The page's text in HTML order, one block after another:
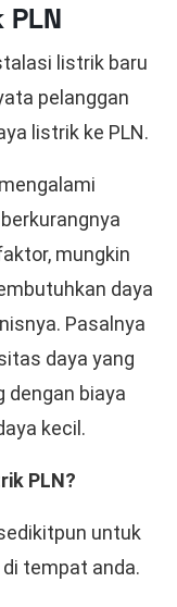
PLN
listrik baru
pelanggan
listrik ke PLN.
mungkin
daya
Pasalnya
daya yang
dengan biaya
kecil.
PLN?
untuk
tempat anda.